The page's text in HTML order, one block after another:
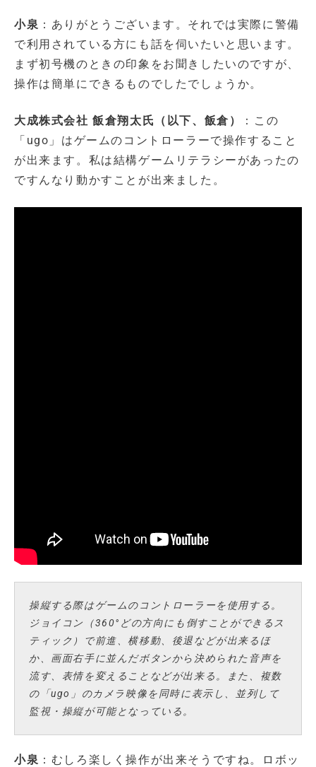
小泉 ：ありがとうございます。それでは実際に警備
で利用されている方にも話を伺いたいと思います。
まず初号機のときの印象をお聞きしたいのですが、
操作は簡単にできるものでしたでしょうか。
大成株式会社 飯倉翔太氏（以下、飯倉）
：この
「ugo」はゲームのコントローラーで操作すること
が出来ます。私は結構ゲームリテラシーがあったの
ですんなり動かすことが出来ました。
操縦する際はゲームのコントローラーを使用する。
ジョイコン（360°どの方向にも倒すことができるス
ティック）で前進、横移動、後退などが出来るほ
か、画面右手に並んだボタンから決められた音声を
流す、表情を変えることなどが出来る。また、複数
の「ugo」のカメラ映像を同時に表示し、並列して
監視・操縦が可能となっている。
小泉 ：むしろ楽しく操作が出来そうですね。ロボッ